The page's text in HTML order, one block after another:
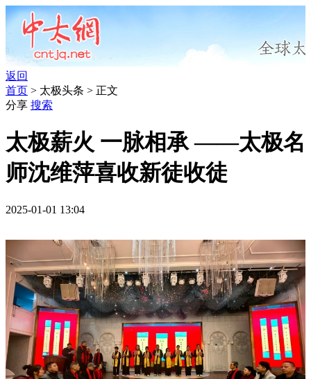
返回
首页 > 太极头条 > 正文
分享 搜索
太极薪火 一脉相承 ——太极名
师沈维萍喜收新徒收徒
2025-01-01 13:04